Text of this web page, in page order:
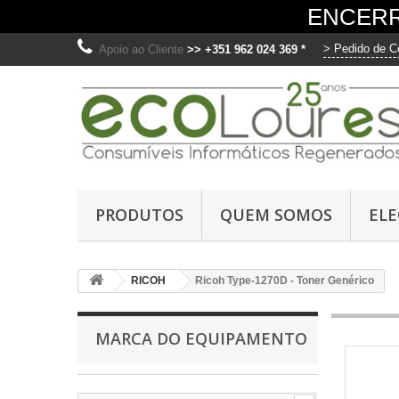
os
Apoio ao Cliente >> +351 962 024 369 * > Pedido de
PRODUTOS QUEM SOMOS
RICOH Ricoh Type-1270D - Toner Genérico
MARCA DO EQUIPAMENTO